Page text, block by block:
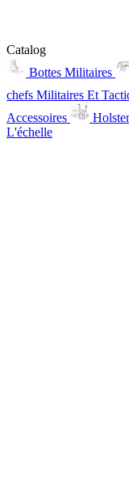
Catalog
Bottes Militaires
chefs Militaires Et
Accessoires
L'échelle